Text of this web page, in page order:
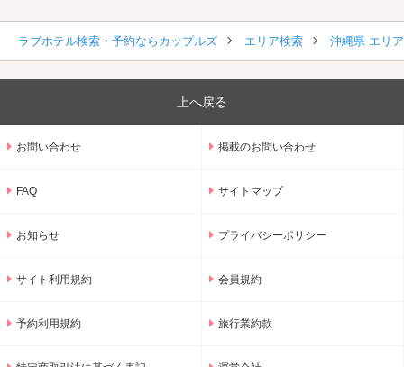
ラブホテル検索・予約ならカップルズ エリア検索 沖縄県 エリ
上へ戻る
お問い合わせ 掲載のお問い合わせ
FAQ サイトマップ
お知らせ プライバシーポリシー
サイト利用規約 会員規約
予約利用規約 旅行業約款